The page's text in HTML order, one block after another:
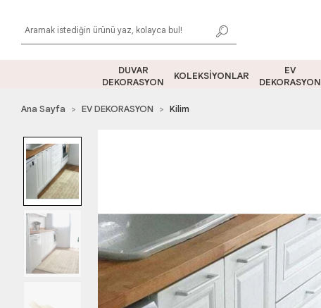
DUVAR
DEKORASYON
KOLEKSİYONLAR
EV
DEKORASYON
Ana Sayfa EV DEKORASYON Kilim